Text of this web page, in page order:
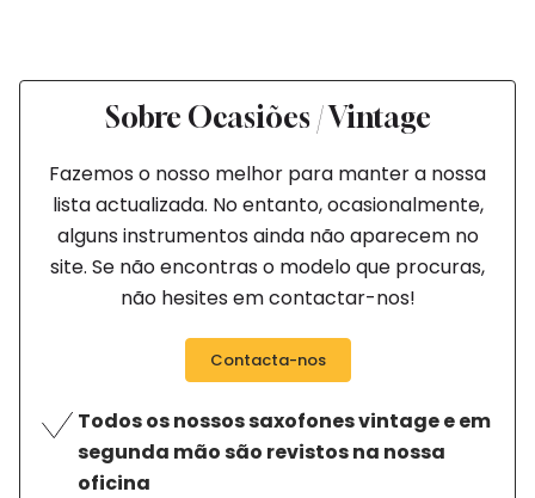
Sobre Ocasiões / Vintage
Fazemos o nosso melhor para manter a nossa
lista actualizada. No entanto, ocasionalmente,
alguns instrumentos ainda não aparecem no
site. Se não encontras o modelo que procuras,
não hesites em contactar-nos!
Contacta-nos
Todos os nossos saxofones vintage e em
segunda mão são revistos na nossa
oficina